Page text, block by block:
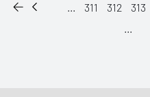
... 311 312 313
...